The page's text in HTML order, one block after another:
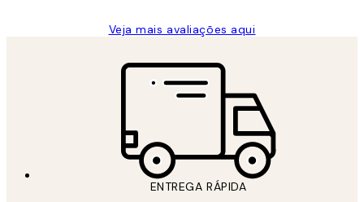
Veja mais avaliações aqui
ENTREGA RÁPIDA